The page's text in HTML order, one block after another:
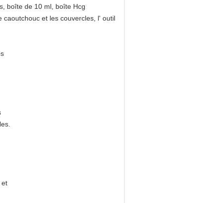
boîte de 10 ml, boîte Hcg
et les couvercles, l' outil
et